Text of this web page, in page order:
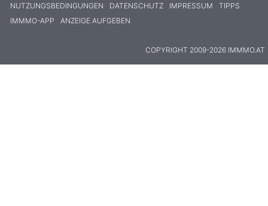
NUTZUNGSBEDINGUNGEN DATENSCHUTZ IMPRESSUM
TIPPS
IMMMO-APP
ANZEIGE AUFGEBEN
COPYRIGHT 2009-2026 IMMMO.AT